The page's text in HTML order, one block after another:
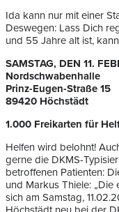
Ida kann nur mit einer
Deswegen: Lass Dich
und 55 Jahre alt ist,
SAMSTAG, DEN 11.
Nordschwabenhalle
Prinz-Eugen-Straße 15
89420 Höchstädt
1.000 Freikarten für
Helfen wird belohnt!
gerne die DKMS-
betroffenen Patienten:
und Markus Thiele: „Die
sich am Samstag,